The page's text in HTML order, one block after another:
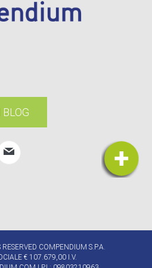
COMPENDIUM S.P.A.
€ 107.679,00 I.V.